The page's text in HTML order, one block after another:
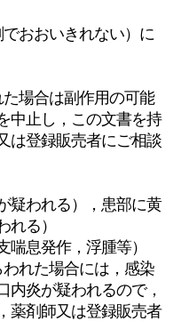
でおおいきれない）に
場合は副作用の可能
中止し，この文書を持
は登録販売者にご相談
疑われる），患部に黄
る）
息発作，浮腫等）
れた場合には，感染
内炎が疑われるので，
薬剤師又は登録販売者